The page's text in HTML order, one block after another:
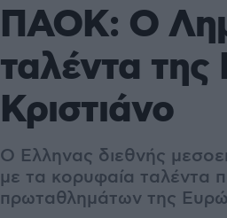
ΠΑΟΚ: Ο
ταλέντα
Κριστιάνο
Ο Ελληνας διεθνής
με τα κορυφαία ταλέντα
πρωταθλημάτων της